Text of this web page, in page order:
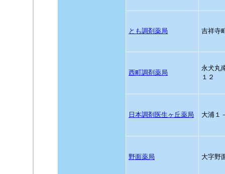
とも調剤薬局 吉祥寺
西町調剤薬局
永犬丸
１２
日本調剤医生ヶ丘薬局 大浦１
野面薬局 大字野